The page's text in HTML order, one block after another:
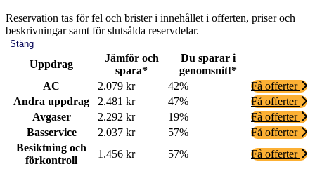
Reservation tas för fel och brister i innehållet i offerten, priser och
beskrivningar samt för slutsålda reservdelar.
Stäng
Uppdrag
Jämför och
spara*
Du sparar i
genomsnitt*
AC
2.079 kr 42%
Få offerter
Andra uppdrag
2.481 kr 47%
Få offerter
Avgaser
2.292 kr 19%
Få offerter
Basservice
2.037 kr 57%
Få offerter
Besiktning och
förkontroll
1.456 kr 57%
Få offerter